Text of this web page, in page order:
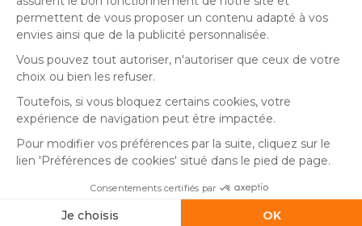
valable du 02/08/2026 au 06/08/2026 inclus, en saisissant le
code SUMMER26 lors de la commande. Offre non sécable, non
remboursable, non cumulable avec un autre code promotionnel